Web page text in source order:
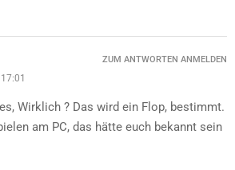
Wirklich ? Das wird ein Flop, bestimmt.
am PC, das hätte euch bekannt sein
ZUM ANTWORTEN ANMELDEN